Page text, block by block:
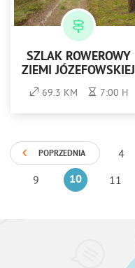
SZLAK ROWEROWY
ZIEMI JÓZEFOWSKIEJ
69.3 KM 7:00 H
POPRZEDNIA 4
9
10 11